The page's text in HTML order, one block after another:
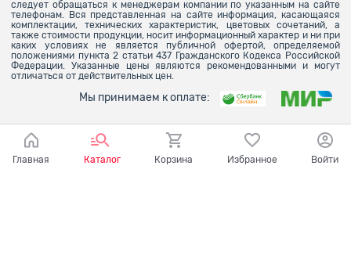
следует обращаться к менеджерам компании по указанным на сайте
телефонам. Вся представленная на сайте информация, касающаяся
комплектации, технических характеристик, цветовых сочетаний, а
также стоимости продукции, носит информационный характер и ни при
каких условиях не является публичной офертой, определяемой
положениями пункта 2 статьи 437 Гражданского Кодекса Российской
Федерации. Указанные цены являются рекомендованными и могут
отличаться от действительных цен.
Мы принимаем к оплате:
Главная Каталог Корзина Избранное Войти